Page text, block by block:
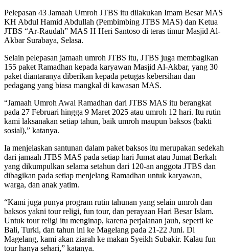
Pelepasan 43 Jamaah Umroh JTBS itu dilakukan Imam Besar MAS
KH Abdul Hamid Abdullah (Pembimbing JTBS MAS) dan Ketua
JTBS “Ar-Raudah” MAS H Heri Santoso di teras timur Masjid Al-
Akbar Surabaya, Selasa.
Selain pelepasan jamaah umroh JTBS itu, JTBS juga membagikan
155 paket Ramadhan kepada karyawan Masjid Al-Akbar, yang 30
paket diantaranya diberikan kepada petugas kebersihan dan
pedagang yang biasa mangkal di kawasan MAS.
“Jamaah Umroh Awal Ramadhan dari JTBS MAS itu berangkat
pada 27 Februari hingga 9 Maret 2025 atau umroh 12 hari. Itu rutin
kami laksanakan setiap tahun, baik umroh maupun baksos (bakti
sosial),” katanya.
Ia menjelaskan santunan dalam paket baksos itu merupakan sedekah
dari jamaah JTBS MAS pada setiap hari Jumat atau Jumat Berkah
yang dikumpulkan selama setahun dari 120-an anggota JTBS dan
dibagikan pada setiap menjelang Ramadhan untuk karyawan,
warga, dan anak yatim.
“Kami juga punya program rutin tahunan yang selain umroh dan
baksos yakni tour religi, fun tour, dan perayaan Hari Besar Islam.
Untuk tour religi itu menginap, karena perjalanan jauh, seperti ke
Bali, Turki, dan tahun ini ke Magelang pada 21-22 Juni. Di
Magelang, kami akan ziarah ke makan Syeikh Subakir. Kalau fun
tour hanya sehari,” katanya.